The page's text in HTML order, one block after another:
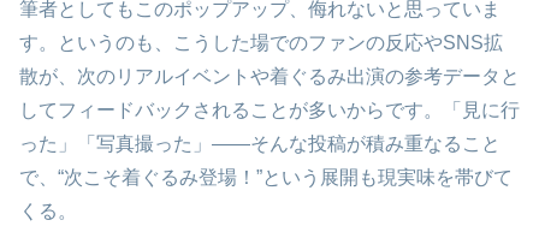
筆者としてもこのポップアップ、侮れないと思っていま
す。というのも、こうした場でのファンの反応やSNS拡
散が、次のリアルイベントや着ぐるみ出演の参考データと
してフィードバックされることが多いからです。「見に行
った」「写真撮った」――そんな投稿が積み重なること
で、“次こそ着ぐるみ登場！”という展開も現実味を帯びて
くる。